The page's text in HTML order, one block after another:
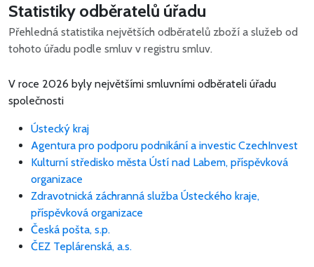
Statistiky odběratelů úřadu
Přehledná statistika největších odběratelů zboží a služeb od
tohoto úřadu podle smluv v registru smluv.
V roce 2026 byly největšími smluvními odběrateli úřadu
společnosti
Ústecký kraj
Agentura pro podporu podnikání a investic CzechInvest
Kulturní středisko města Ústí nad Labem, příspěvková
organizace
Zdravotnická záchranná služba Ústeckého kraje,
příspěvková organizace
Česká pošta, s.p.
ČEZ Teplárenská, a.s.